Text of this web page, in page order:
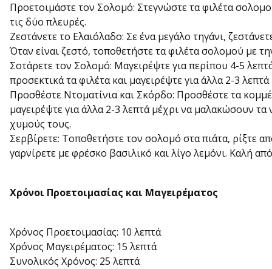
Προετοιμάστε τον Σολομό: Στεγνώστε τα φιλέτα
τις δύο πλευρές.
Ζεστάνετε το Ελαιόλαδο: Σε ένα μεγάλο τηγάνι,
Όταν είναι ζεστό, τοποθετήστε τα φιλέτα σολομού με
Σοτάρετε τον Σολομό: Μαγειρέψτε για περίπου 4-5
προσεκτικά τα φιλέτα και μαγειρέψτε για άλλα 2-3
Προσθέστε Ντοματίνια και Σκόρδο: Προσθέστε τα
μαγειρέψτε για άλλα 2-3 λεπτά μέχρι να μαλακώσουν
χυμούς τους.
Σερβίρετε: Τοποθετήστε τον σολομό στα πιάτα, ρίξτε
γαρνίρετε με φρέσκο βασιλικό και λίγο λεμόνι. Καλή
Χρόνοι Προετοιμασίας και Μαγειρέματος
Χρόνος Προετοιμασίας: 10 λεπτά
Χρόνος Μαγειρέματος: 15 λεπτά
Συνολικός Χρόνος: 25 λεπτά